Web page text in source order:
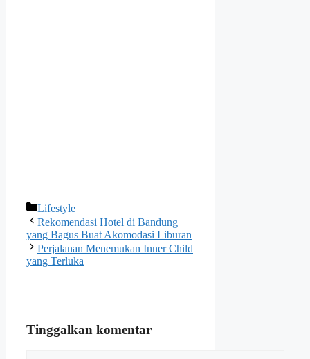
Kategori
Lifestyle
Rekomendasi Hotel di Bandung
yang Bagus Buat Akomodasi Liburan
Perjalanan Menemukan Inner Child
yang Terluka
Tinggalkan komentar